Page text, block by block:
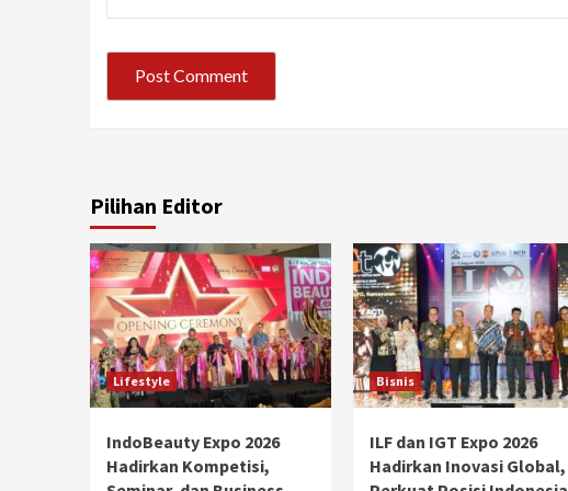
Pilihan Editor
Lifestyle
IndoBeauty Expo 2026
Hadirkan Kompetisi,
Bisnis
ILF dan IGT Expo 2026
Hadirkan Inovasi Global,